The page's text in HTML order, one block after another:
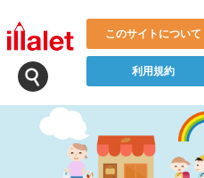
このサイトについて
利用規約